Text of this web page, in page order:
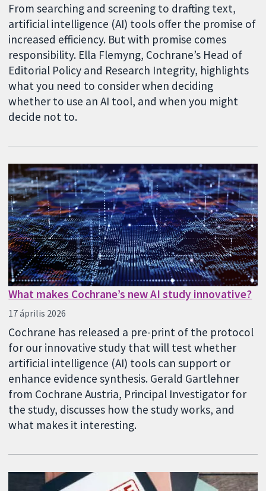
From searching and screening to drafting text,
artificial intelligence (AI) tools offer the promise of
increased efficiency. But with promise comes
responsibility. Ella Flemyng, Cochrane’s Head of
Editorial Policy and Research Integrity, highlights
what you need to consider when deciding
whether to use an AI tool, and when you might
decide not to.
What makes Cochrane’s new AI study innovative?
17 április 2026
Cochrane has released a pre-print of the protocol
for our innovative study that will test whether
artificial intelligence (AI) tools can support or
enhance evidence synthesis. Gerald Gartlehner
from Cochrane Austria, Principal Investigator for
the study, discusses how the study works, and
what makes it interesting.